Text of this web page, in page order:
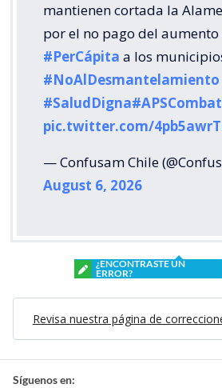
mantienen cortada la
por el no pago del aumento
#PerCápita a los
#NoAlDesmantelamiento
#SaludDigna
pic.twitter.com/
— Confusam Chile
August 6, 2026
¿ENCONTRASTE UN
ERROR?
Revisa nuestra página de
Síguenos en: